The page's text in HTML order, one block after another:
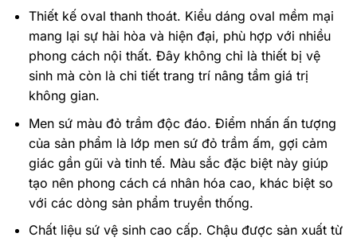
Thiết kế oval thanh thoát. Kiểu dáng oval mềm mại
mang lại sự hài hòa và hiện đại, phù hợp với nhiều
phong cách nội thất. Đây không chỉ là thiết bị vệ
sinh mà còn là chi tiết trang trí nâng tầm giá trị
không gian.
Men sứ màu đỏ trầm độc đáo. Điểm nhấn ấn tượng
của sản phẩm là lớp men sứ đỏ trầm ấm, gợi cảm
giác gần gũi và tinh tế. Màu sắc đặc biệt này giúp
tạo nên phong cách cá nhân hóa cao, khác biệt so
với các dòng sản phẩm truyền thống.
Chất liệu sứ vệ sinh cao cấp. Chậu được sản xuất từ